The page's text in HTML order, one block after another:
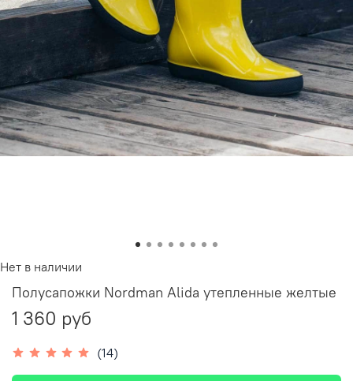
Нет в наличии
(14)
Полусапожки Nordman Alida утепленные желтые
1 360 руб